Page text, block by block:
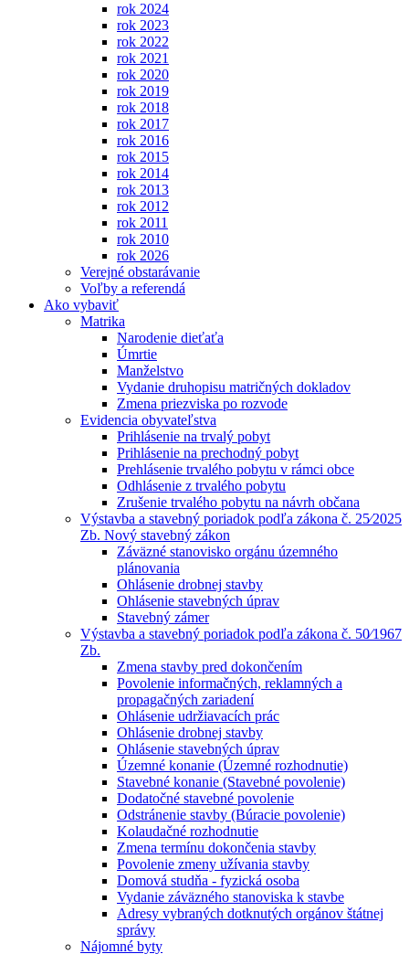
rok 2024
rok 2023
rok 2022
rok 2021
rok 2020
rok 2019
rok 2018
rok 2017
rok 2016
rok 2015
rok 2014
rok 2013
rok 2012
rok 2011
rok 2010
rok 2026
Verejné obstarávanie
Voľby a referendá
Ako vybaviť
Matrika
Narodenie dieťaťa
Úmrtie
Manželstvo
Vydanie druhopisu matričných dokladov
Zmena priezviska po rozvode
Evidencia obyvateľstva
Prihlásenie na trvalý pobyt
Prihlásenie na prechodný pobyt
Prehlásenie trvalého pobytu v rámci obce
Odhlásenie z trvalého pobytu
Zrušenie trvalého pobytu na návrh občana
Výstavba a stavebný poriadok podľa zákona č. 25⁄2025
Zb. Nový stavebný zákon
Záväzné stanovisko orgánu územného
plánovania
Ohlásenie drobnej stavby
Ohlásenie stavebných úprav
Stavebný zámer
Výstavba a stavebný poriadok podľa zákona č. 50⁄1967
Zb.
Zmena stavby pred dokončením
Povolenie informačných, reklamných a
propagačných zariadení
Ohlásenie udržiavacích prác
Ohlásenie drobnej stavby
Ohlásenie stavebných úprav
Územné konanie (Územné rozhodnutie)
Stavebné konanie (Stavebné povolenie)
Dodatočné stavebné povolenie
Odstránenie stavby (Búracie povolenie)
Kolaudačné rozhodnutie
Zmena termínu dokončenia stavby
Povolenie zmeny užívania stavby
Domová studňa - fyzická osoba
Vydanie záväzného stanoviska k stavbe
Adresy vybraných dotknutých orgánov štátnej
správy
Nájomné byty